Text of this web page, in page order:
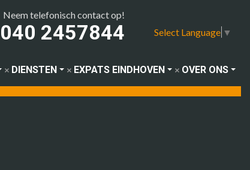
Neem telefonisch contact op!
040 2457844 Select Language ▼
DIENSTEN EXPATS EINDHOVEN OVER ONS